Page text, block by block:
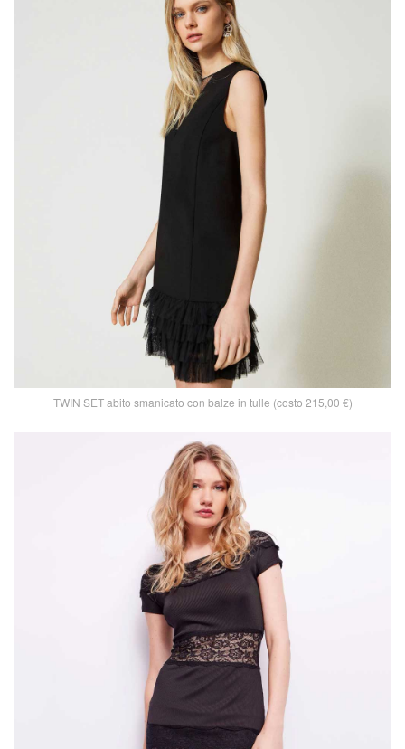
TWIN SET abito smanicato con balze in tulle (costo 215,00 €)